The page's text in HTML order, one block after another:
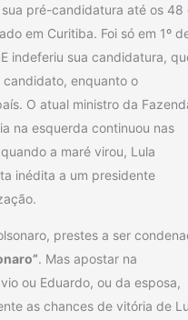
pré-candidatura até os 48
em Curitiba. Foi só em 1º
indeferiu sua candidatura,
candidato, enquanto o
O atual ministro da
na esquerda continuou nas
a maré virou, Lula
inédita a um presidente
prestes a ser
. Mas apostar na
ou Eduardo, ou da esposa,
as chances de vitória de